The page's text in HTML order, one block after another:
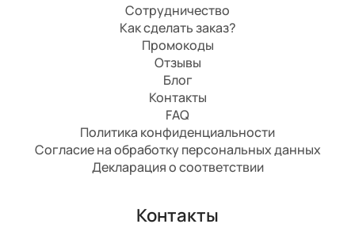
Сотрудничество
Как сделать заказ?
Промокоды
Отзывы
Блог
Контакты
FAQ
Политика конфиденциальности
Согласие на обработку персональных данных
Декларация о соответствии
Контакты